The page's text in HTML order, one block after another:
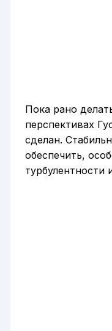
Пока рано
перспективах
сделан.
обеспечить,
турбулентности